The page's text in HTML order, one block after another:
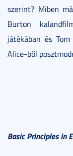
szerint? Miben
Burton
játékában és
Alice-ből
Basic Principles in